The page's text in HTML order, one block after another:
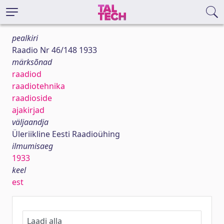
pealkiri
Raadio Nr 46/148 1933
märksõnad
raadiod
raadiotehnika
raadioside
ajakirjad
väljaandja
Üleriikline Eesti Raadioühing
ilmumisaeg
1933
keel
est
Laadi alla